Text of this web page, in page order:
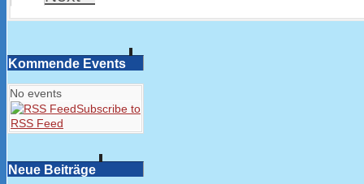
Kommende Events
No events
Subscribe to
RSS Feed
Neue Beiträge